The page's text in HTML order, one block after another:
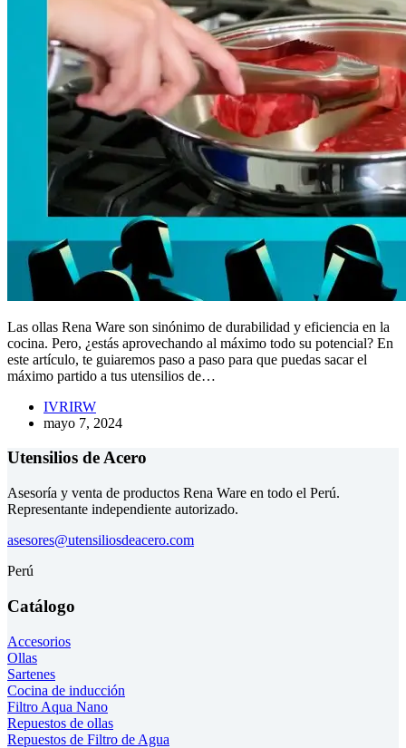
Las ollas Rena Ware son sinónimo de durabilidad y eficiencia en la
cocina. Pero, ¿estás aprovechando al máximo todo su potencial? En
este artículo, te guiaremos paso a paso para que puedas sacar el
máximo partido a tus utensilios de…
IVRIRW
mayo 7, 2024
Utensilios de Acero
Asesoría y venta de productos Rena Ware en todo el Perú.
Representante independiente autorizado.
asesores@utensiliosdeacero.com
Perú
Catálogo
Accesorios
Ollas
Sartenes
Cocina de inducción
Filtro Aqua Nano
Repuestos de ollas
Repuestos de Filtro de Agua